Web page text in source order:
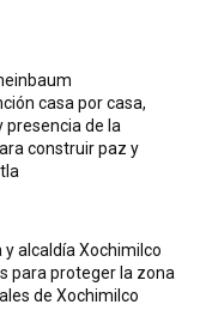
casa por casa,
presencia de la
construir paz y
alcaldía Xochimilco
para proteger la zona
de Xochimilco